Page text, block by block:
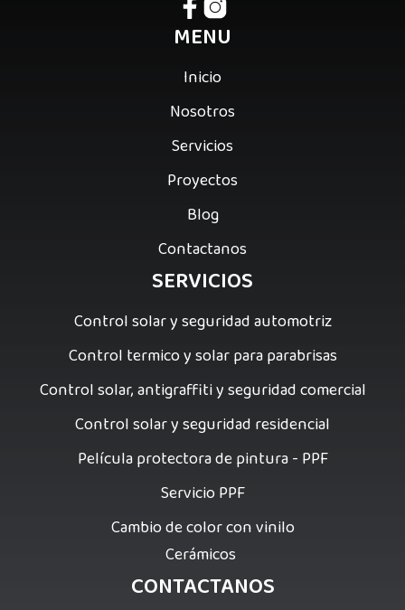
MENU
Inicio
Nosotros
Servicios
Proyectos
Blog
Contactanos
SERVICIOS
Control solar y seguridad automotriz
Control termico y solar para parabrisas
Control solar, antigraffiti y seguridad comercial
Control solar y seguridad residencial
Película protectora de pintura - PPF
Servicio PPF
Cambio de color con vinilo
Cerámicos
CONTACTANOS